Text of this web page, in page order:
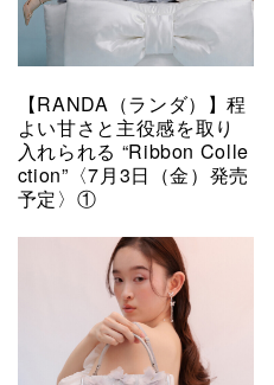
【RANDA（ランダ）】程
よい甘さと主役感を取り
入れられる “Ribbon Colle
ction”〈7月3日（金）発売
予定〉①